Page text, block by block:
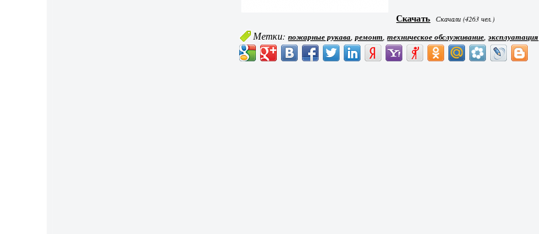
Скачать Скачали (4263 чел.)
Метки:пожарные рукава,ремонт,техническое обслуживание,эксплуатация